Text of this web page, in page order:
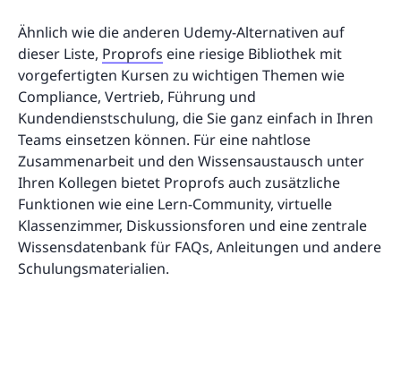
Ähnlich wie die anderen Udemy-Alternativen auf
dieser Liste, Proprofs eine riesige Bibliothek mit
vorgefertigten Kursen zu wichtigen Themen wie
Compliance, Vertrieb, Führung und
Kundendienstschulung, die Sie ganz einfach in Ihren
Teams einsetzen können. Für eine nahtlose
Zusammenarbeit und den Wissensaustausch unter
Ihren Kollegen bietet Proprofs auch zusätzliche
Funktionen wie eine Lern-Community, virtuelle
Klassenzimmer, Diskussionsforen und eine zentrale
Wissensdatenbank für FAQs, Anleitungen und andere
Schulungsmaterialien.